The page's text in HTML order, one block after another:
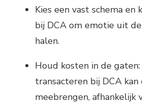
Kies een vast schema
bij DCA om emotie uit
halen.
Houd kosten in de gaten:
transacteren bij DCA
meebrengen, afhankelijk